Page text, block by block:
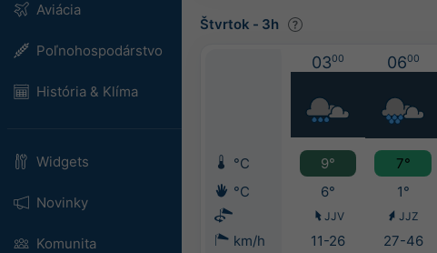
Aviácia
Poľnohospodárstvo
História & Klíma
Widgets
Novinky
Komunita
Štvrtok - 3h
0300 0600
°C 9° 7°
°C
6° 1°
JJV JJZ
km/h 11-26 27-46